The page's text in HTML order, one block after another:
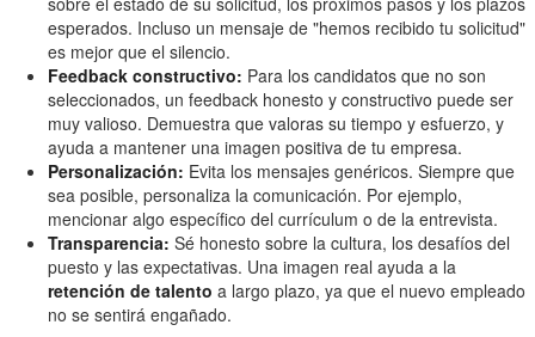
esperados. Incluso un mensaje de "hemos recibido tu solicitud"
es mejor que el silencio.
Feedback constructivo: Para los candidatos que no son
seleccionados, un feedback honesto y constructivo puede ser
muy valioso. Demuestra que valoras su tiempo y esfuerzo, y
ayuda a mantener una imagen positiva de tu empresa.
Personalización: Evita los mensajes genéricos. Siempre que
sea posible, personaliza la comunicación. Por ejemplo,
mencionar algo específico del currículum o de la entrevista.
Transparencia: Sé honesto sobre la cultura, los desafíos del
puesto y las expectativas. Una imagen real ayuda a la
retención de talento a largo plazo, ya que el nuevo empleado
no se sentirá engañado.